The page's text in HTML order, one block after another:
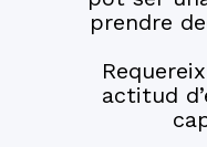
prendre
actitud